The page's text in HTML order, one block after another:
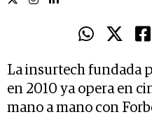
La insurtech fundada
en 2010 ya opera en
mano a mano con